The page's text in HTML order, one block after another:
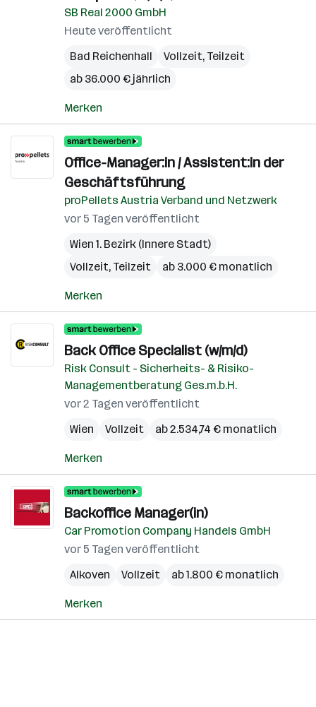
SB Real 2000 GmbH
Heute veröffentlicht
Bad Reichenhall
Vollzeit, Teilzeit
ab 36.000 € jährlich
Merken
Office-Manager:in / Assistent:in der
Geschäftsführung
proPellets Austria Verband und Netzwerk
vor 5 Tagen veröffentlicht
Wien 1. Bezirk (Innere Stadt)
Vollzeit, Teilzeit
ab 3.000 € monatlich
Merken
Back Office Specialist (w/m/d)
Risk Consult - Sicherheits- & Risiko-
Managementberatung Ges.m.b.H.
vor 2 Tagen veröffentlicht
Wien
Vollzeit ab 2.534,74 € monatlich
Merken
Backoffice Manager(in)
Car Promotion Company Handels GmbH
vor 5 Tagen veröffentlicht
Alkoven
Vollzeit ab 1.800 € monatlich
Merken